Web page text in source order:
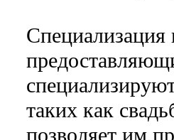
таких как
позволяет им